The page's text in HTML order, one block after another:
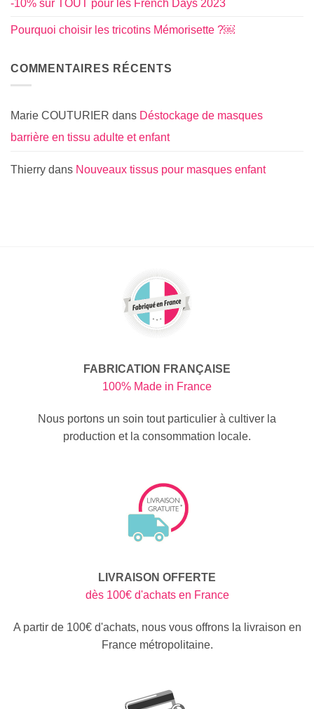
-10% sur TOUT pour les French Days 2023
Pourquoi choisir les tricotins Mémorisette ?￼
COMMENTAIRES RÉCENTS
Marie COUTURIER dans Déstockage de masques
barrière en tissu adulte et enfant
Thierry dans Nouveaux tissus pour masques enfant
FABRICATION FRANÇAISE
100% Made in France
Nous portons un soin tout particulier à cultiver la
production et la consommation locale.
LIVRAISON OFFERTE
dès 100€ d'achats en France
A partir de 100€ d'achats, nous vous offrons la livraison en
France métropolitaine.